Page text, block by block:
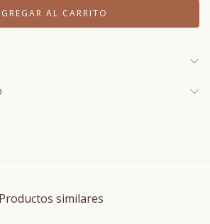
Productos similares